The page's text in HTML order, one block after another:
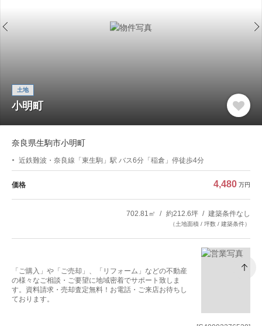
土地
小明町
奈良県生駒市小明町
近鉄難波・奈良線「東生駒」駅 バス6分「稲倉」停徒歩4分
価格 4,480 万円
702.81㎡ 約212.6坪 建築条件なし
（土地面積 / 坪数 / 建築条件）
「ご購入」や「ご売却」、「リフォーム」などの不動産
の様々なご相談・ご要望に地域密着でサポート致しま
す。資料請求・売却査定無料！お電話・ご来店お待ちし
ております。